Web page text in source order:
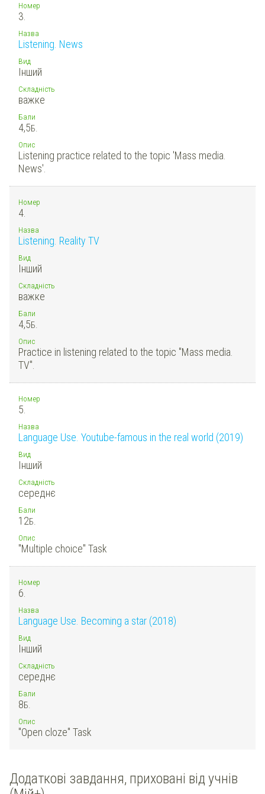
Номер
3.
Назва
Listening. News
Вид
Інший
Складність
важке
Бали
4,5Б.
Опис
Listening practice related to the topic 'Mass media.
News'.
Номер
4.
Назва
Listening. Reality TV
Вид
Інший
Складність
важке
Бали
4,5Б.
Опис
Practice in listening related to the topic "Mass media.
TV".
Номер
5.
Назва
Language Use. Youtube-famous in the real world (2019)
Вид
Інший
Складність
середнє
Бали
12Б.
Опис
"Multiple choice" Task
Номер
6.
Назва
Language Use. Becoming a star (2018)
Вид
Інший
Складність
середнє
Бали
8Б.
Опис
"Open cloze" Task
Додаткові завдання, приховані від учнів